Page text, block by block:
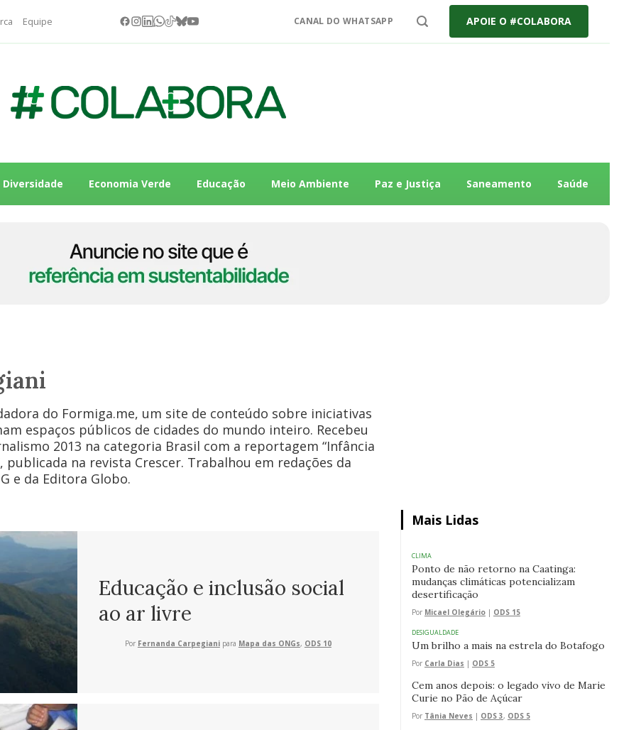
Equipe CANAL DO WHATSAPP APOIE O #COLABORA
Diversidade Economia Verde Educação Meio Ambiente Paz e Justiça Saneamento Saúde
do Formiga.me, um site de conteúdo sobre iniciativas
espaços públicos de cidades do mundo inteiro. Recebeu
2013 na categoria Brasil com a reportagem “Infância
publicada na revista Crescer. Trabalhou em redações da
e da Editora Globo.
Educação e inclusão social
ao ar livre
Por Fernanda Carpegianipara Mapa das ONGs, ODS 10
Mais Lidas
CLIMA
Ponto de não retorno na Caatinga:
mudanças climáticas potencializam
desertificação
Por Micael Olegário | ODS 15
DESIGUALDADE
Um brilho a mais na estrela do Botafogo
Por Carla Dias | ODS 5
Cem anos depois: o legado vivo de Marie
Curie no Pão de Açúcar
Por Tânia Neves | ODS 3, ODS 5